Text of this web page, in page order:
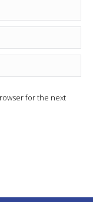
for the next